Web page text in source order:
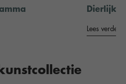
Dierlijke
Lees verder